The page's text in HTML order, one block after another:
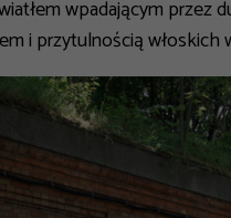
wpadającym
i przytulnością włoskich